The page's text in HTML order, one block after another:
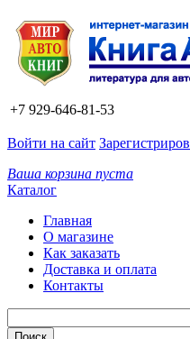
+7 929-646-81-53
Войти на сайт
Ваша корзина пуста
Каталог
Главная
О магазине
Как заказать
Доставка и оплата
Контакты